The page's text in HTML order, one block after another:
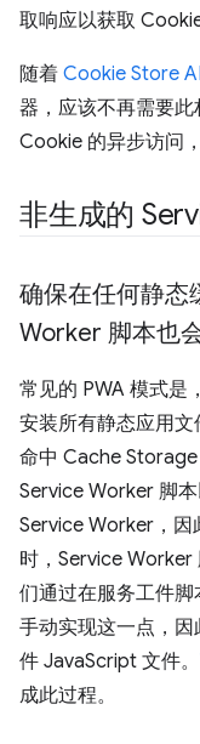
取响应以获取 Cookie
随着 Cookie Store
器，应该不再需要
Cookie 的异步访问
非生成的
确保在任何静态
Worker 脚本也
常见的 PWA 模式是
安装所有静态应用
命中 Cache
Service Worker 脚
Service Worker，因
时，Service Worker
们通过在服务工件
手动实现这一点，
件 JavaScript 文件。
成此过程。